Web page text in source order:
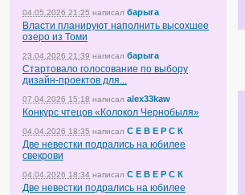
04.05.2026 21:25 написал барыга
Власти планируют наполнить высохшее
озеро из Томи
23.04.2026 21:39 написал барыга
Стартовало голосование по выбору
дизайн-проектов для...
07.04.2026 15:18 написал alex33kaw
Конкурс чтецов «Колокол Чернобыля»
04.04.2026 18:35 написал С Е В Е Р С К
Две невестки подрались на юбилее
свекрови
04.04.2026 18:34 написал С Е В Е Р С К
Две невестки подрались на юбилее